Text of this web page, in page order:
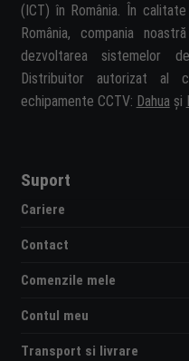
(ICT) în România. În
România, compania
dezvoltarea sistemelor
Distribuitor autorizat al
echipamente CCTV: Dahua și
Suport
Cariere
Contact
Comenzile mele
Contul meu
Transport si livrare